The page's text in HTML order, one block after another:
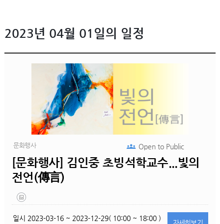
2023년 04월 01일의 일정
문화행사
[문화행사] 김인중 초빙석학교수...빛의
전언(傳言)
Open toPublic
일시 2023-03-16 ~ 2023-12-29( 10:00 ~ 18:00 )